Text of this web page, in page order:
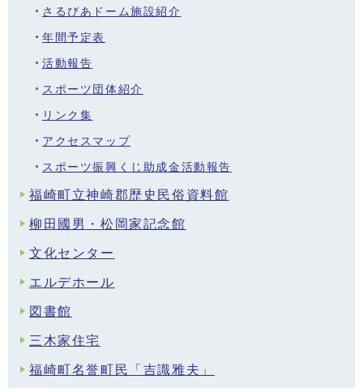
さるびあドーム施設紹介
年間予定表
活動報告
スポーツ団体紹介
リンク集
アクセスマップ
スポーツ振興くじ助成金活動報告
福崎町立神崎郡歴史民俗資料館
柳田國男・松岡家記念館
文化センター
エルデホール
図書館
三木家住宅
福崎町名誉町民「吉識雅夫」